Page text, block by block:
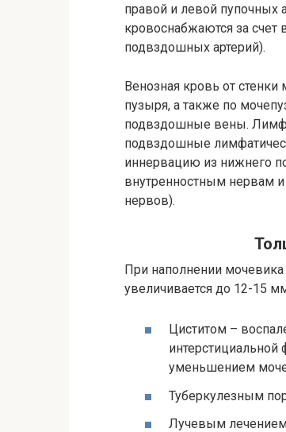
правой и левой пупочных
кровоснабжаются за
подвздошных артерий).
Венозная кровь от
пузыря, а также по
подвздошные вены.
подвздошные
иннервацию из нижнего
внутренностным нервам
нервов).
При наполнении мочевика
увеличивается до 12-15
Циститом –
уменьшением
Туберкулезным
Лучевым